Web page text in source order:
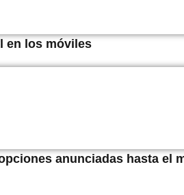
en los móviles
anunciadas hasta el